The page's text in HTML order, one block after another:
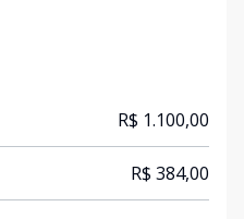
R$ 1.100,00
R$ 384,00